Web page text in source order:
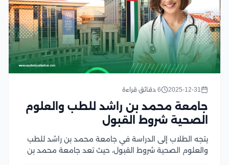
2025-12-31 6 دقائق قراءة
جامعة محمد بن راشد للطب والعلوم
الصحية شروط القبول
يتجه الطلاب إلى الدراسة في جامعة محمد بن راشد للطب
والعلوم الصحية شروط القبول، حيث تعد جامعة محمد بن